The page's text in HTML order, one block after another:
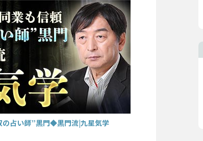
占い師”黒門◆黒門流|九星気学